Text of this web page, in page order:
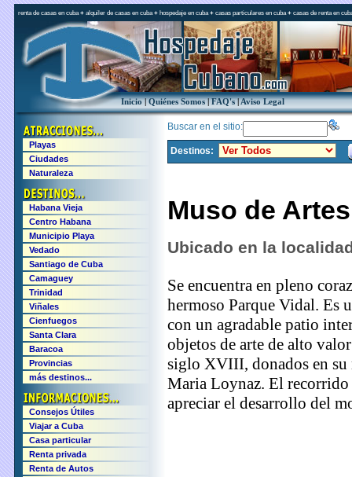
renta de casas en cuba+ alquiler de casas en cuba+ hospedaje en cuba+ casas particulares en cuba+ casas de renta en
Inicio|Quiénes Somos|FAQ's|Aviso Legal
Buscar en el sitio:
Destinos:
Muso de
Ubicado en la
Se encuentra en pleno
hermoso Parque Vidal. Es
con un agradable patio
objetos de arte de alto
siglo XVIII, donados en
Maria Loynaz. El
apreciar el desarrollo del
Playas
Ciudades
Naturaleza
Habana Vieja
Centro Habana
Municipio Playa
Vedado
Santiago de Cuba
Camaguey
Trinidad
Viñales
Cienfuegos
Santa Clara
Baracoa
Provincias
más destinos...
Consejos Útiles
Viajar a Cuba
Casa particular
Renta privada
Renta de Autos